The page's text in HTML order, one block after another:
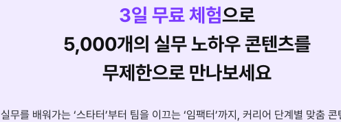
3일 무료 체험으로
5,000개의 실무 노하우 콘텐츠를
무제한으로 만나보세요
실무를 배워가는 ‘스타터’부터 팀을 이끄는 ‘임팩터’까지, 커리어 단계별 맞춤 콘